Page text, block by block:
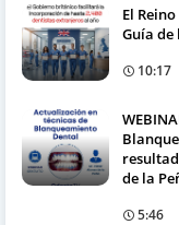
El
Guía
10:17
de la
5:46